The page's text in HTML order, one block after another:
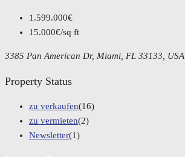
1.599.000€
15.000€/sq ft
3385 Pan American Dr, Miami, FL 33133, USA
Property Status
zu verkaufen(16)
zu vermieten(2)
Newsletter(1)